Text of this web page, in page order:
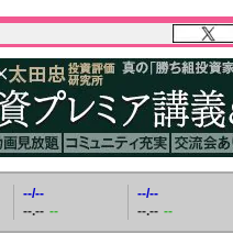
--/--
--.-- --
--/--
--.-- --